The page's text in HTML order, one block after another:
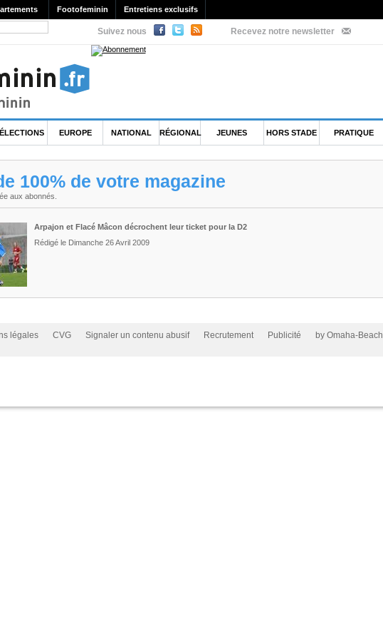
Footofeminin Entretiens exclusifs
Suivez nous Recevez notre newsletter
EUROPE NATIONAL RÉGIONAL JEUNES HORS STADE PRATIQUE
100% de votre magazine
aux abonnés.
Arpajon et Flacé Mâcon décrochent leur ticket pour la D2
Rédigé le Dimanche 26 Avril 2009
légales CVG Signaler un contenu abusif Recrutement Publicité by Omaha-Beach